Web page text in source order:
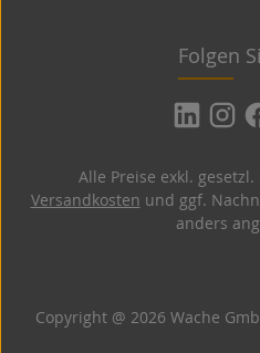
Folgen
Copyright @ 2026 Wache
Alle Preise exkl.
Versandkosten und ggf.
anders